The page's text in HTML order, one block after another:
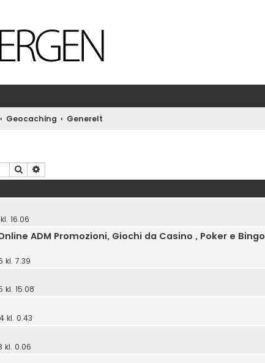
Geocaching Generelt
Search
kl. 16.06
ADM Promozioni, Giochi da Casino , Poker e Bingo
kl. 7.39
kl. 15.08
kl. 0.43
kl. 0.06